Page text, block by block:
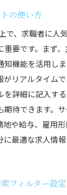
の使い方
で、求職者に人
要です。まず
知機能を活用し
リアルタイムで
を詳細に記入す
期待できます。
地や給与、雇用
に最適な求人情
フィルター設定